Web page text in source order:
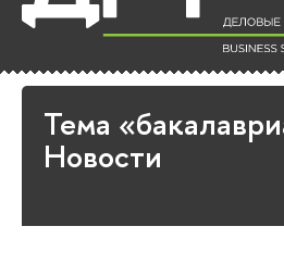
Тема
Новости